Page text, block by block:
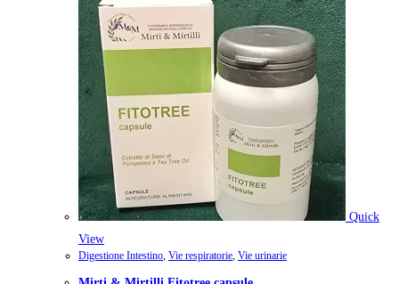
Quick
View
Digestione Intestino, Vie respiratorie, Vie urinarie